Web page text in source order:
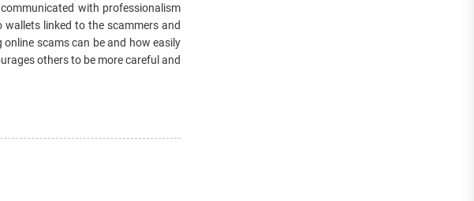
with professionalism
wallets linked to the scammers and
scams can be and how easily
others to be more careful and